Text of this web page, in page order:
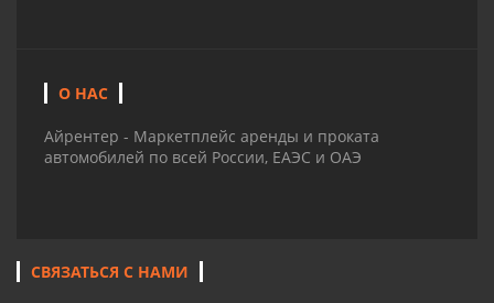
О НАС
Айрентер - Маркетплейс аренды и проката
автомобилей по всей России, ЕАЭС и ОАЭ
СВЯЗАТЬСЯ С НАМИ